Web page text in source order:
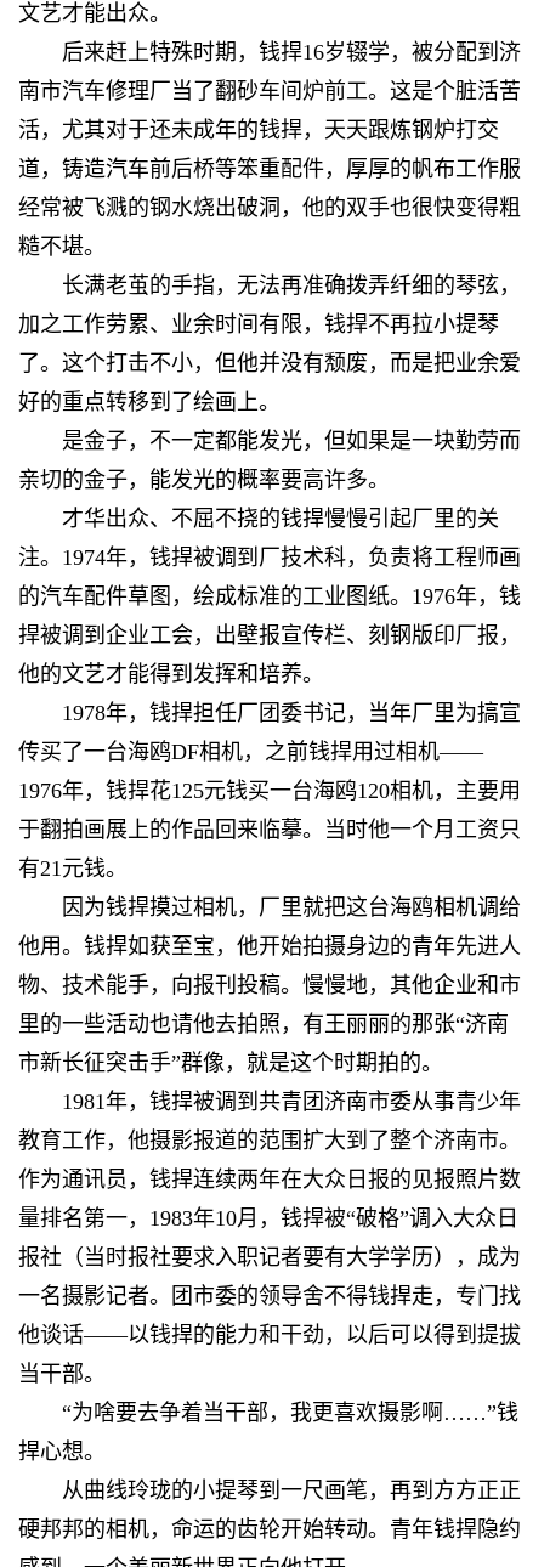
文艺才能出众。
后来赶上特殊时期，钱捍16岁辍学，被分配到济
南市汽车修理厂当了翻砂车间炉前工。这是个脏活苦
活，尤其对于还未成年的钱捍，天天跟炼钢炉打交
道，铸造汽车前后桥等笨重配件，厚厚的帆布工作服
经常被飞溅的钢水烧出破洞，他的双手也很快变得粗
糙不堪。
长满老茧的手指，无法再准确拨弄纤细的琴弦，
加之工作劳累、业余时间有限，钱捍不再拉小提琴
了。这个打击不小，但他并没有颓废，而是把业余爱
好的重点转移到了绘画上。
是金子，不一定都能发光，但如果是一块勤劳而
亲切的金子，能发光的概率要高许多。
才华出众、不屈不挠的钱捍慢慢引起厂里的关
注。1974年，钱捍被调到厂技术科，负责将工程师画
的汽车配件草图，绘成标准的工业图纸。1976年，钱
捍被调到企业工会，出壁报宣传栏、刻钢版印厂报，
他的文艺才能得到发挥和培养。
1978年，钱捍担任厂团委书记，当年厂里为搞宣
传买了一台海鸥DF相机，之前钱捍用过相机——
1976年，钱捍花125元钱买一台海鸥120相机，主要用
于翻拍画展上的作品回来临摹。当时他一个月工资只
有21元钱。
因为钱捍摸过相机，厂里就把这台海鸥相机调给
他用。钱捍如获至宝，他开始拍摄身边的青年先进人
物、技术能手，向报刊投稿。慢慢地，其他企业和市
里的一些活动也请他去拍照，有王丽丽的那张“济南
市新长征突击手”群像，就是这个时期拍的。
1981年，钱捍被调到共青团济南市委从事青少年
教育工作，他摄影报道的范围扩大到了整个济南市。
作为通讯员，钱捍连续两年在大众日报的见报照片数
量排名第一，1983年10月，钱捍被“破格”调入大众日
报社（当时报社要求入职记者要有大学学历），成为
一名摄影记者。团市委的领导舍不得钱捍走，专门找
他谈话——以钱捍的能力和干劲，以后可以得到提拔
当干部。
“为啥要去争着当干部，我更喜欢摄影啊……”钱
捍心想。
从曲线玲珑的小提琴到一尺画笔，再到方方正正
硬邦邦的相机，命运的齿轮开始转动。青年钱捍隐约